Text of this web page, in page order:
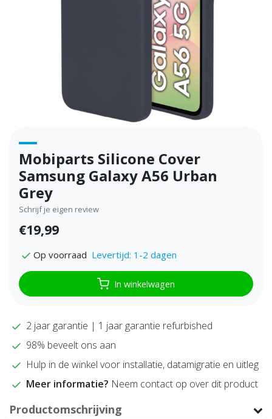
Mobiparts Silicone Cover
Samsung Galaxy A56 Urban
Grey
Schrijf je eigen review
€19,99
Op voorraad Levertijd: 1-2 dagen
In winkelwagen
2 jaar garantie | 1 jaar garantie refurbished
98% beveelt ons aan
Hulp in de winkel voor installatie, datamigratie en uitleg
Meer informatie? Neem contact op over dit product
Productomschrijving